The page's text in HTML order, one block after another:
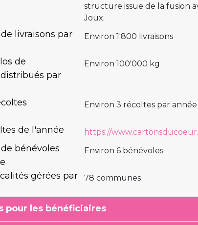
structure issue de la fusion
Joux.
livraisons par
Environ 1'800 livraisons
de
par
Environ 100'000 kg
Environ 3 récoltes par année
de l'année https://
bénévoles
Environ 6 bénévoles
gérées par
78 communes
pour les bénéficiaires